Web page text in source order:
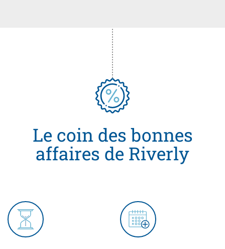
Le coin des bonnes
affaires de Riverly